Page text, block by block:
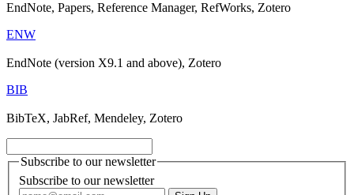
EndNote, Papers, Reference Manager, RefWorks, Zotero
ENW
EndNote (version X9.1 and above), Zotero
BIB
BibTeX, JabRef, Mendeley, Zotero
Subscribe to our newsletter
Subscribe to our newsletter